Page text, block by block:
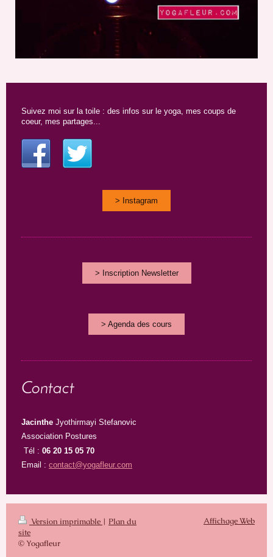
Suivez moi sur la toile : des infos sur le yoga, mes coups de
coeur, mes partages...
> Instagram
> Inscription Newsletter
> Agenda des cours
Contact
Jacinthe Jyothirmayi Stefanovic
Association Postures
Tél : 06 20 15 05 70
Email : contact@yogafleur.com
Version imprimable | Plan du
site
© Yogafleur
Affichage Web